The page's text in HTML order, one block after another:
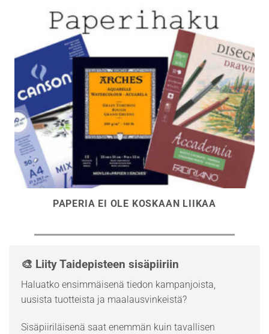
PAPERIA EI OLE KOSKAAN LIIKAA
🎨 Liity Taidepisteen sisäpiiriin
Haluatko ensimmäisenä tiedon kampanjoista,
uusista tuotteista ja maalausvinkeistä?
Sisäpiiriläisenä saat enemmän kuin tavallisen